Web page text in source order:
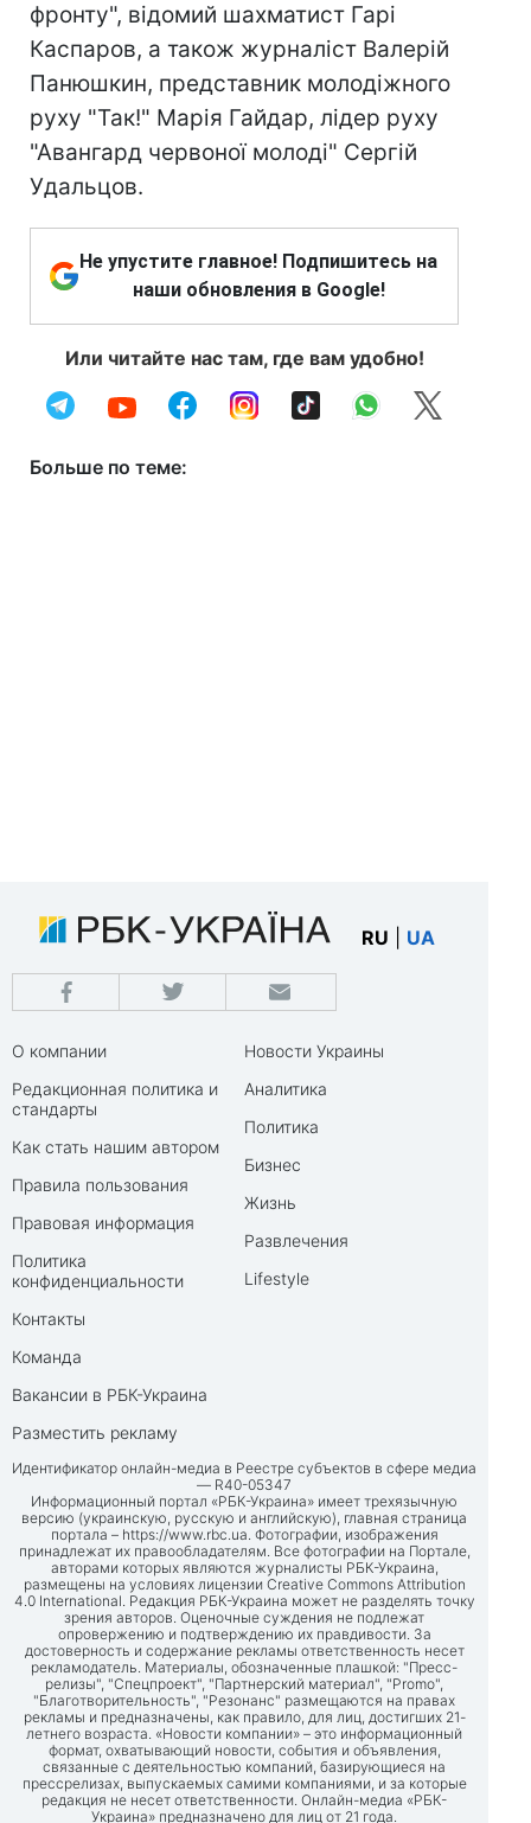
фронту", відомий шахматист Гарі
Каспаров, а також журналіст Валерій
Панюшкин, представник молодіжного
руху "Так!" Марія Гайдар, лідер руху
"Авангард червоної молоді" Сергій
Удальцов.
Не упустите главное! Подпишитесь на
наши обновления в Google!
Или читайте нас там, где вам удобно!
Больше по теме:
RU UA
О компании
Редакционная политика и
стандарты
Как стать нашим автором
Правила пользования
Правовая информация
Политика
конфиденциальности
Контакты
Команда
Вакансии в РБК-Украина
Разместить рекламу
Новости Украины
Аналитика
Политика
Бизнес
Жизнь
Развлечения
Lifestyle
Идентификатор онлайн-медиа в Реестре субъектов в сфере медиа
— R40-05347
Информационный портал «РБК-Украина» имеет трехязычную
версию (украинскую, русскую и английскую), главная страница
портала – https://www.rbc.ua. Фотографии, изображения
принадлежат их правообладателям. Все фотографии на Портале,
авторами которых являются журналисты РБК-Украина,
размещены на условиях лицензии Creative Commons Attribution
4.0 International. Редакция РБК-Украина может не разделять точку
зрения авторов. Оценочные суждения не подлежат
опровержению и подтверждению их правдивости. За
достоверность и содержание рекламы ответственность несет
рекламодатель. Материалы, обозначенные плашкой: "Пресс-
релизы", "Спецпроект", "Партнерский материал", "Promo",
"Благотворительность", "Резонанс" размещаются на правах
рекламы и предназначены, как правило, для лиц, достигших 21-
летнего возраста. «Новости компании» – это информационный
формат, охватывающий новости, события и объявления,
связанные с деятельностью компаний, базирующиеся на
прессрелизах, выпускаемых самими компаниями, и за которые
редакция не несет ответственности. Онлайн-медиа «РБК-
Украина» предназначено для лиц от 21 года.